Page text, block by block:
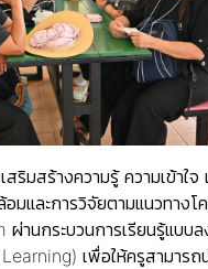
ริมสร้างความรู้ ความเข้าใจ
มและการวิจัยตามแนวทางโ
ผ่านกระบวนการเรียนรู้แบบ
เพื่อให้ครูสามารถ